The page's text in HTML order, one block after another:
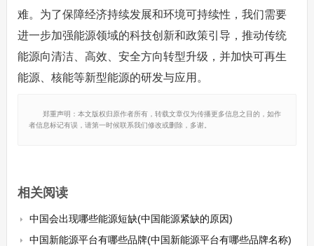
难。为了保障经济持续发展和环境可持续性，我们需要
进一步加强能源领域的科技创新和政策引导，推动传统
能源向清洁、高效、安全方向转型升级，并加快可再生
能源、核能等新型能源的研发与应用。
郑重声明：本文版权归原作者所有，转载文章仅为传播更多信息之目的，如作
者信息标记有误，请第一时候联系我们修改或删除，多谢。
相关阅读
中国会出现哪些能源短缺(中国能源紧缺的原因)
中国新能源平台有哪些品牌(中国新能源平台有哪些品牌名称)